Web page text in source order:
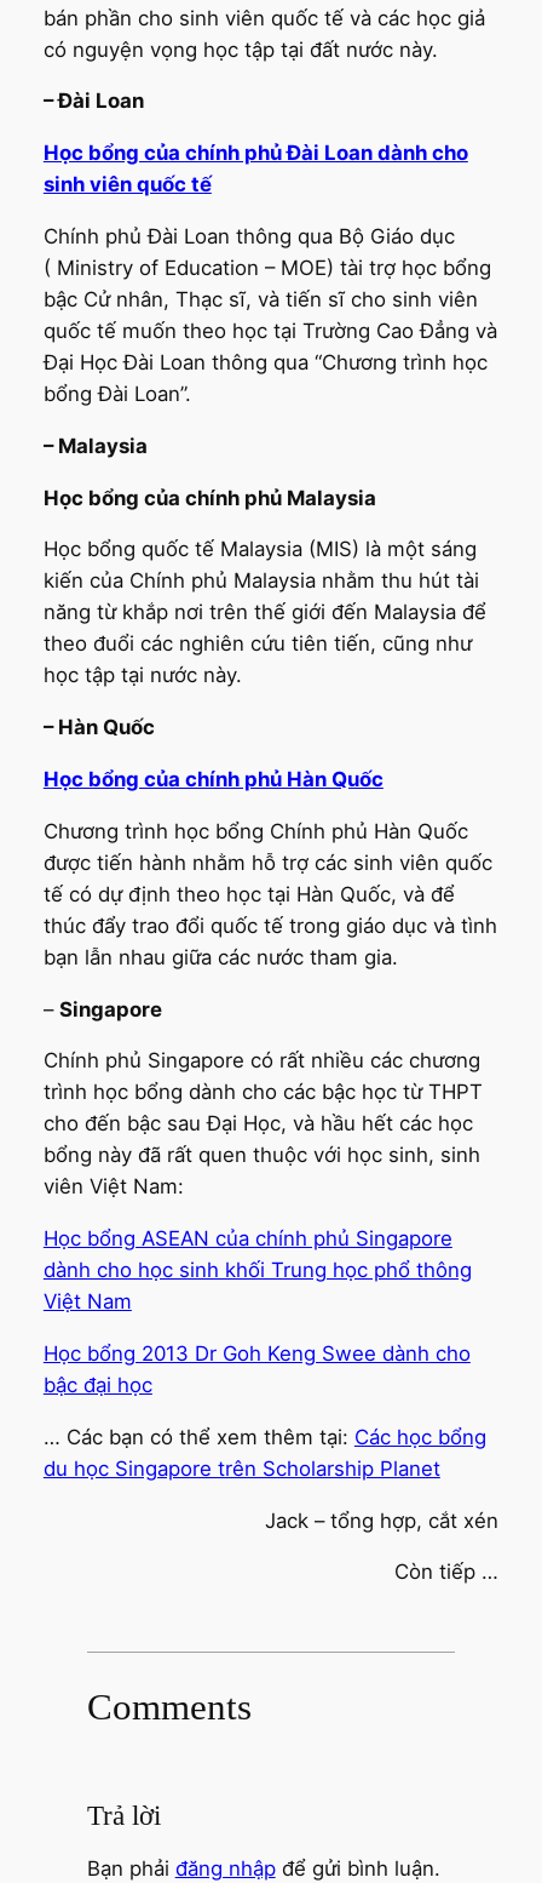
bán phần cho sinh viên quốc tế và các học giả
có nguyện vọng học tập tại đất nước này.
– Đài Loan
Học bổng của chính phủ Đài Loan dành cho
sinh viên quốc tế
Chính phủ Đài Loan thông qua Bộ Giáo dục
( Ministry of Education – MOE) tài trợ học bổng
bậc Cử nhân, Thạc sĩ, và tiến sĩ cho sinh viên
quốc tế muốn theo học tại Trường Cao Đẳng và
Đại Học Đài Loan thông qua “Chương trình học
bổng Đài Loan”.
– Malaysia
Học bổng của chính phủ Malaysia
Học bổng quốc tế Malaysia (MIS) là một sáng
kiến của Chính phủ Malaysia nhằm thu hút tài
năng từ khắp nơi trên thế giới đến Malaysia để
theo đuổi các nghiên cứu tiên tiến, cũng như
học tập tại nước này.
– Hàn Quốc
Học bổng của chính phủ Hàn Quốc
Chương trình học bổng Chính phủ Hàn Quốc
được tiến hành nhằm hỗ trợ các sinh viên quốc
tế có dự định theo học tại Hàn Quốc, và để
thúc đẩy trao đổi quốc tế trong giáo dục và tình
bạn lẫn nhau giữa các nước tham gia.
– Singapore
Chính phủ Singapore có rất nhiều các chương
trình học bổng dành cho các bậc học từ THPT
cho đến bậc sau Đại Học, và hầu hết các học
bổng này đã rất quen thuộc với học sinh, sinh
viên Việt Nam:
Học bổng ASEAN của chính phủ Singapore
dành cho học sinh khối Trung học phổ thông
Việt Nam
Học bổng 2013 Dr Goh Keng Swee dành cho
bậc đại học
… Các bạn có thể xem thêm tại: Các học bổng
du học Singapore trên Scholarship Planet
Jack – tổng hợp, cắt xén
Còn tiếp …
Comments
Trả lời
Bạn phải đăng nhậpđể gửi bình luận.